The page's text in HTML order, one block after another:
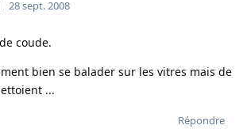
28 sept. 2008
coude.
bien se balader sur les vitres mais de
...
Répondre